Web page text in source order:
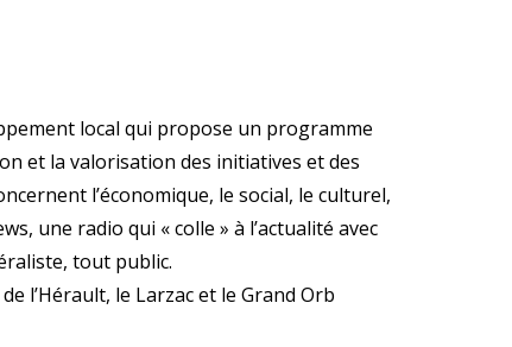
local qui propose un programme
et la valorisation des initiatives et des
l’économique, le social, le culturel,
une radio qui « colle » à l’actualité avec
tout public.
l’Hérault, le Larzac et le Grand Orb